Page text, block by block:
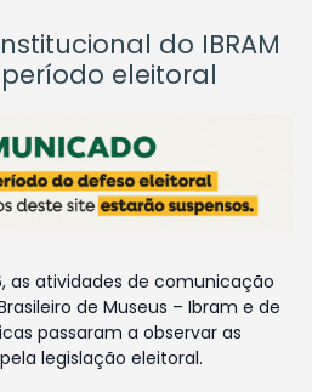
do IBRAM
eleitoral
as atividades de comunicação
de Museus – Ibram e de
passaram a observar as
legislação eleitoral.